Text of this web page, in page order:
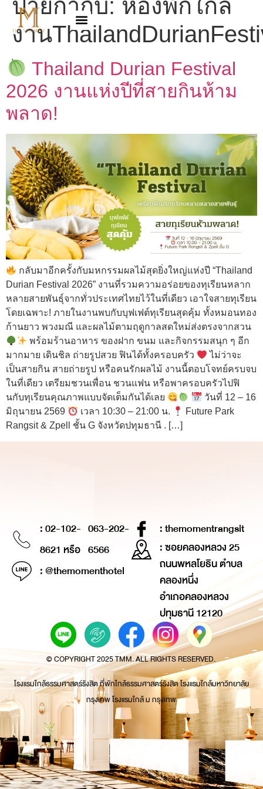
ป้ายกำกับ: ห้องพักใกล้
งาน
Thailand Durian Festival
2026 งานแห่งปีที่สายกินห้าม
พลาด!
กลับมาอีกครั้งกับมหกรรมผลไม้สุดยิ่งใหญ่แห่งปี “Thailand
Durian Festival 2026” งานที่รวมความอร่อยของทุเรียนหลาก
หลายสายพันธุ์จากทั่วประเทศไทยไว้ในที่เดียว เอาใจสายทุเรียน
โดยเฉพาะ! ภายในงานพบกับบุฟเฟต์ทุเรียนสุดคุ้ม ทั้งหมอนทอง
ก้านยาว พวงมณี และผลไม้ตามฤดูกาลสดใหม่ส่งตรงจากสวน
พร้อมร้านอาหาร ของฝาก ขนม และกิจกรรมสนุก ๆ อีก
มากมาย เดินชิล ถ่ายรูปสวย ฟินได้ทั้งครอบครัว
ไม่ว่าจะ
เป็นสายกิน สายถ่ายรูป หรือคนรักผลไม้ งานนี้ตอบโจทย์ครบจบ
ในที่เดียว เตรียมชวนเพื่อน ชวนแฟน หรือพาครอบครัวไปฟิ
นกับทุเรียนคุณภาพแบบจัดเต็มกันได้เลย
วันที่ 12 – 16
มิถุนายน 2569
เวลา 10:30 – 21:00 น.
Future Park
Rangsit & Zpell ชั้น G จังหวัดปทุมธานี . […]
: 02-102-
8621 หรือ
063-202-
6566
: @themomenthotel
: themomentrangsit
: ซอยคลองหลวง 25
ถนนพหลโยธิน ตำบล
คลองหนึ่ง
อำเภอคลองหลวง
ปทุมธานี 12120
© COPYRIGHT 2025 TMM. ALL RIGHTS RESERVED.
โรงแรมใกล้ธรรมศาสตร์รังสิต ที่พักใกล้ธรรมศาสตร์รังสิต โรงแรมใกล้มหาวิทยาลัย
กรุงเทพ โรงแรมใกล้ ม กรุงเทพ